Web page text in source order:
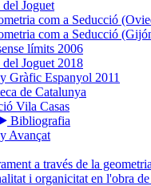
Joguet
com a Seducció
com a Seducció
límits 2006
Joguet 2018
Gràfic Espanyol 2011
de Catalunya
Vila Casas
Bibliografia
Avançat
a través de la geometria
i organicitat en l'obra de